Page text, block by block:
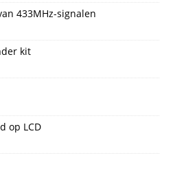
433MHz-signalen
kit
op LCD